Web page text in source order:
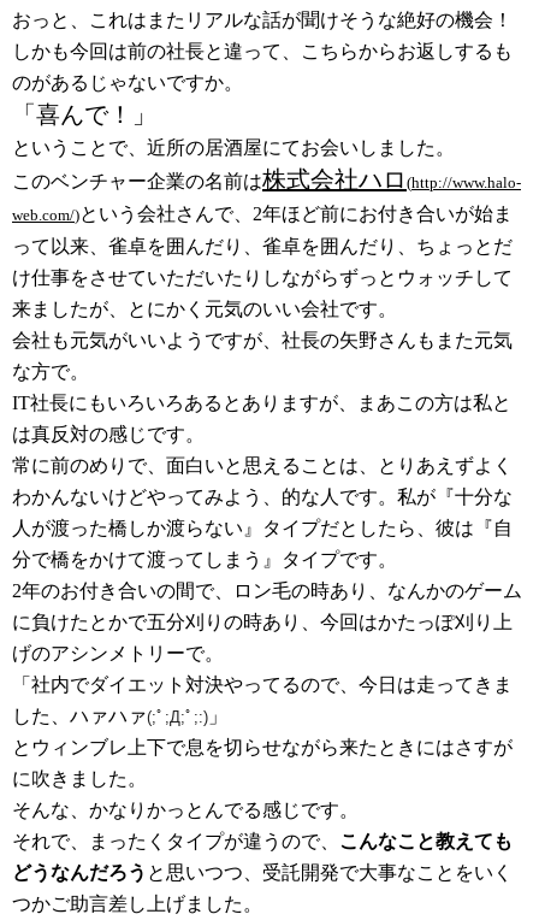
おっと、これはまたリアルな話が聞けそうな絶好の機会！
しかも今回は前の社長と違って、こちらからお返しするも
のがあるじゃないですか。
「喜んで！」
ということで、近所の居酒屋にてお会いしました。
このベンチャー企業の名前は株式会社ハロ (http://www.halo-
web.com/)という会社さんで、2年ほど前にお付き合いが始ま
って以来、雀卓を囲んだり、雀卓を囲んだり、ちょっとだ
け仕事をさせていただいたりしながらずっとウォッチして
来ましたが、とにかく元気のいい会社です。
会社も元気がいいようですが、社長の矢野さんもまた元気
な方で。
IT社長にもいろいろあるとありますが、まあこの方は私と
は真反対の感じです。
常に前のめりで、面白いと思えることは、とりあえずよく
わかんないけどやってみよう、的な人です。私が『十分な
人が渡った橋しか渡らない』タイプだとしたら、彼は『自
分で橋をかけて渡ってしまう』タイプです。
2年のお付き合いの間で、ロン毛の時あり、なんかのゲーム
に負けたとかで五分刈りの時あり、今回はかたっぽ刈り上
げのアシンメトリーで。
「社内でダイエット対決やってるので、今日は走ってきま
した、ハァハァ(;ﾟ;Д;ﾟ;:) 」
とウィンブレ上下で息を切らせながら来たときにはさすが
に吹きました。
そんな、かなりかっとんでる感じです。
それで、まったくタイプが違うので、 こんなこと教えても
どうなんだろう と思いつつ、受託開発で大事なことをいく
つかご助言差し上げました。